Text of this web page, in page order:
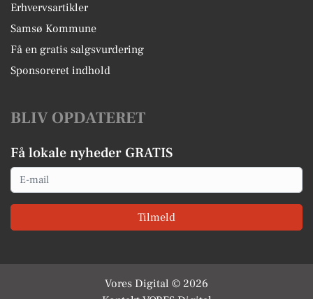
Erhvervsartikler
Samsø Kommune
Få en gratis salgsvurdering
Sponsoreret indhold
BLIV OPDATERET
Få lokale nyheder GRATIS
Email
Tilmeld
Vores Digital © 2026